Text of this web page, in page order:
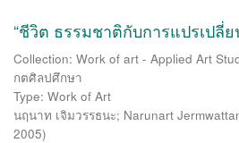
“ชีวิต ธรรมชาติกับการแปรเปลี่ย
Collection: Work of art - Applied Art
กตศิลปศึกษา
Type: Work of Art
นฤนาท เจิมวรรธนะ; Narunart
2005)